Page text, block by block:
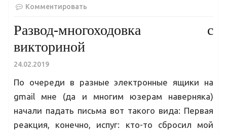
Комментировать
Развод-многоходовка с
викториной
24.02.2019
По очереди в разные электронные ящики на
gmail мне (да и многим юзерам наверняка)
начали падать письма вот такого вида: Первая
реакция, конечно, испуг: кто-то сбросил мой